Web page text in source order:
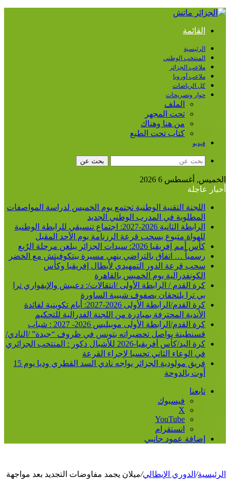
القائمة
الرئيسية
المنتخب الوطني
ملاعب الجزائر
ملاعب أوروبا
كل الرياضات
حوار وتصريحات
الملف
تحت المجهر
من هنا وهناك
كتاب تحت الطبع
فيديو
بحث عن
الخميس, أغسطس 6 2026
أخبار عاجلة
اللجنة التقنية الوطنية تجتمع يوم الخميس لدراسة المواصفات
المطلوبة في المدرب الوطني الجديد
الرابطة الثانية 2026-2027: اجتماع تنسيقي للرابطة الوطنية
للهواة متبوع بسحب قرعة الرزنامة يوم الأحد المقبل
كأس أمم إفريقيا 2026: سيدات الجزائر يبلغن مرحلة الرُبع
رسمياً … اتفاق بالتراضي ينهي مسيرة بيتكوفيتش مع الخضر
سحب قرعة الدور التمهيدي لأبطال إفريقيا وكأس
الكونفدرالية يوم الخميس بالقاهرة
كرة القدم / الرابطة الأولى /انتقالات/: دعيبش والإيفواري ترا
بي ترا يلتحقان بصفوف شبيبة الساورة
كرة القدم/الرابطة الأولى 2026-2027: أيام تكوينية لفائدة
الأندية المحترفة بمبادرة من اللجنة الفدرالية للتحكيم
كرة القدم/الرابطة الأولى موبيليس 2026- 2027 : شباب
قسنطينة يواصل تحضيراته بتونس في ظروف “جيدة” /النادي/
كرة اليد/كأس أفريقيا-2026 للأشبال ذكور : المنتخب الجزائري
في الوعاء الثاني تحسبا لإجراء القرعة
فريق مولودية الجزائر يواجه نادي السد القطري وديا يوم 15
أوت بالدوحة
تابعنا
فيسبوك
‫X
‫YouTube
انستقرام
إضافة عمود جانبي
الرئيسية/ الدوري الإيطالي/ميلان يجمد مفاوضات التجديد بعد مواجهة